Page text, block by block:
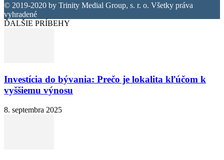
© 2019-2020 by Trinity Medial Group, s. r. o. Všetky práva
vyhradené
ĎALŠIE PRÍBEHY
Investícia do bývania: Prečo je lokalita kľúčom k
vyššiemu výnosu
8. septembra 2025